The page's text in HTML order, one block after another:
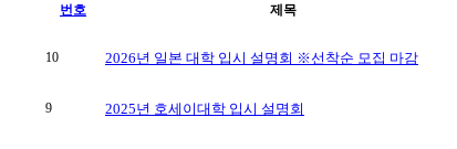
번호 제목
10 2026년 일본 대학 입시 설명회 ※선착순 모집 마감
9 2025년 호세이대학 입시 설명회